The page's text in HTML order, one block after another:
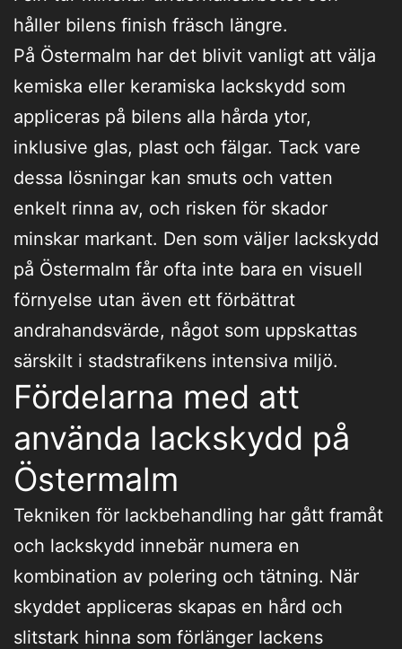
håller bilens finish fräsch längre.
På Östermalm har det blivit vanligt att välja
kemiska eller keramiska lackskydd som
appliceras på bilens alla hårda ytor,
inklusive glas, plast och fälgar. Tack vare
dessa lösningar kan smuts och vatten
enkelt rinna av, och risken för skador
minskar markant. Den som väljer lackskydd
på Östermalm får ofta inte bara en visuell
förnyelse utan även ett förbättrat
andrahandsvärde, något som uppskattas
särskilt i stadstrafikens intensiva miljö.
Fördelarna med att
använda lackskydd på
Östermalm
Tekniken för lackbehandling har gått framåt
och lackskydd innebär numera en
kombination av polering och tätning. När
skyddet appliceras skapas en hård och
slitstark hinna som förlänger lackens